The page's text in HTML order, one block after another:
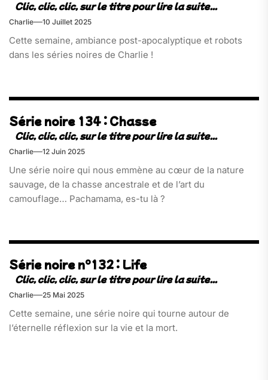
Charlie 10 Juillet 2025
Cette semaine, ambiance post-apocalyptique et robots
dans les séries noires de Charlie !
Série noire 134 : Chasse
Charlie 12 Juin 2025
Une série noire qui nous emmène au cœur de la nature
sauvage, de la chasse ancestrale et de l’art du
camouflage… Pachamama, es-tu là ?
Série noire n°132 : Life
Charlie 25 Mai 2025
Cette semaine, une série noire qui tourne autour de
l’éternelle réflexion sur la vie et la mort.